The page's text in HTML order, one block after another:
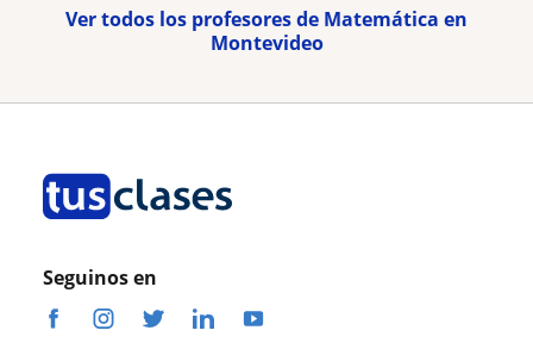
Ver todos los profesores de Matemática en
Montevideo
Seguinos en